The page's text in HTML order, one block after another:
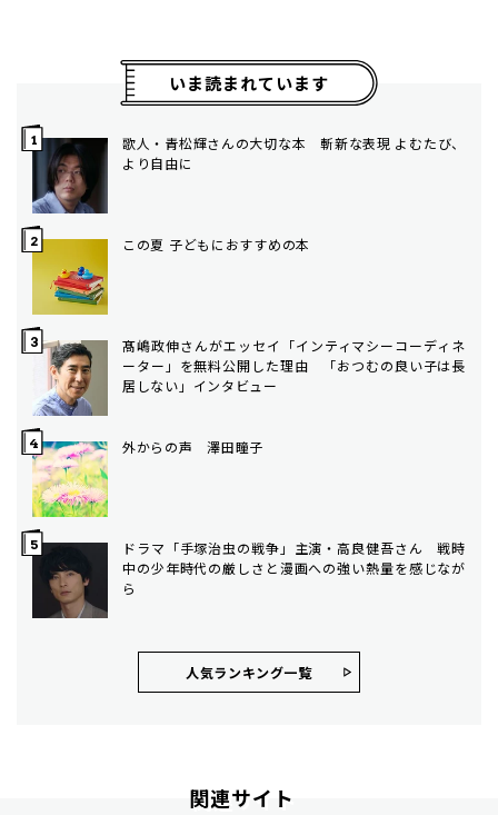
いま読まれています
歌人・青松輝さんの大切な本 斬新な表現 よむたび、
より自由に
この夏 子どもにおすすめの本
髙嶋政伸さんがエッセイ「インティマシーコーディネ
ーター」を無料公開した理由 「おつむの良い子は長
居しない」インタビュー
外からの声 澤田瞳子
ドラマ「手塚治虫の戦争」主演・高良健吾さん 戦時
中の少年時代の厳しさと漫画への強い熱量を感じなが
ら
人気ランキング⼀覧
関連サイト